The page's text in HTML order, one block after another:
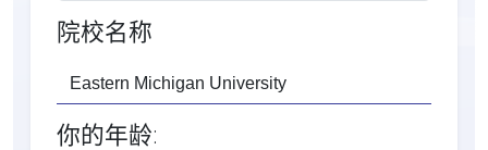
院校名称
你的年龄: